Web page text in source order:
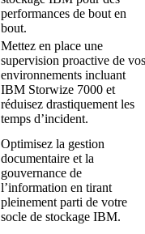
performances de bout en
bout.
Mettez en place une
supervision proactive de vos
environnements incluant
IBM Storwize 7000 et
réduisez drastiquement les
temps d’incident.
Optimisez la gestion
documentaire et la
gouvernance de
l’information en tirant
pleinement parti de votre
socle de stockage IBM.